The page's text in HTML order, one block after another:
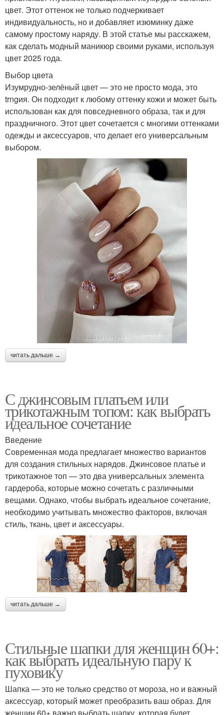
цвет. Этот оттенок не только подчеркивает
индивидуальность, но и добавляет изюминку даже
самому простому наряду. В этой статье мы расскажем,
как сделать модный маникюр своими руками, используя
цвет 2025 года.
Выбор цвета
Изумрудно-зелёный цвет — это не просто мода, это
trngия. Он подходит к любому оттенку кожи и может быть
использован как для повседневного образа, так и для
праздничного. Этот цвет сочетается с многими оттенками
одежды и аксессуаров, что делает его универсальным
выбором.
читать дальше →
С джинсовым платьем или
трикотажным топом: как выбрать
идеальное сочетание
Введение
Современная мода предлагает множество вариантов
для создания стильных нарядов. Джинсовое платье и
трикотажное топ — это два универсальных элемента
гардероба, которые можно сочетать с различными
вещами. Однако, чтобы выбрать идеальное сочетание,
необходимо учитывать множество факторов, включая
стиль, ткань, цвет и аксессуары.
читать дальше →
Стильные шапки для женщин 60+:
как выбрать идеальную пару к
пуховику
Шапка — это не только средство от мороза, но и важный
аксессуар, который может преобразить ваш образ. Для
женщин 60+ важно выбрать шапку, которая будет